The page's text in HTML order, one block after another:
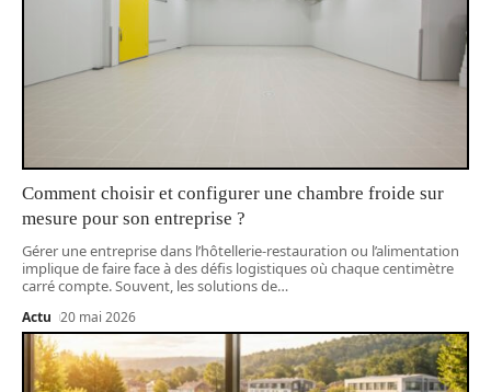
Comment choisir et configurer une chambre froide sur
mesure pour son entreprise ?
Gérer une entreprise dans l’hôtellerie-restauration ou l’alimentation
implique de faire face à des défis logistiques où chaque centimètre
carré compte. Souvent, les solutions de…
Actu 20 mai 2026